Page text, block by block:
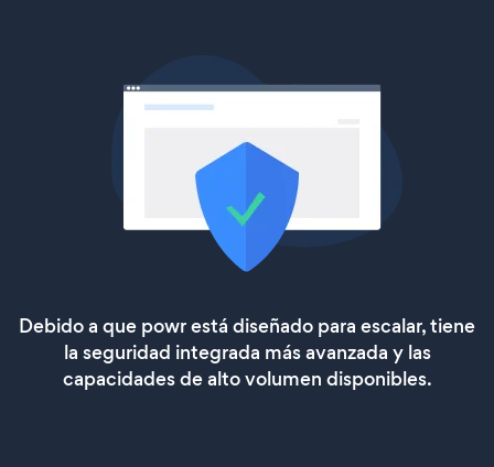
Debido a que powr está diseñado para escalar, tiene
la seguridad integrada más avanzada y las
capacidades de alto volumen disponibles.